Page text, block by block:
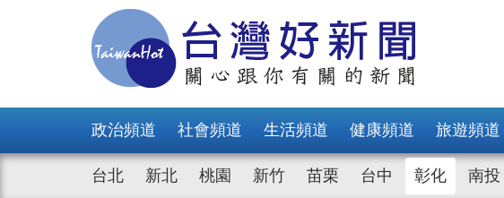
政治頻道 社會頻道 生活頻道 健康頻道 旅遊頻道
台北 新北 桃園 新竹 苗栗 台中 彰化 南投